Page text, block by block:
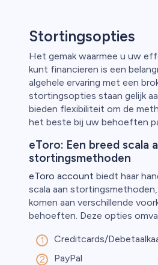
Stortingsopties
Het gemak waarmee u uw
kunt financieren is een
algehele ervaring met een
stortingsopties staan gelijk
bieden flexibiliteit om de
het beste bij uw behoeften
eToro: Een breed scala
stortingsmethoden
eToro account biedt haar
scala aan
komen aan verschillende
behoeften. Deze opties
Creditcards/
PayPal